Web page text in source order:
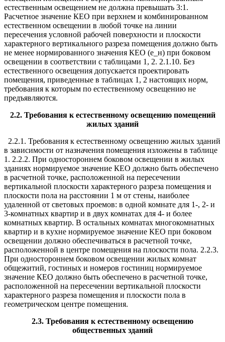
естественным освещением не должна превышать 3:1.
Расчетное значение КЕО при верхнем и комбинированном
естественном освещении в любой точке на линии
пересечения условной рабочей поверхности и плоскости
характерного вертикального разреза помещения должно быть
не менее нормированного значения КЕО (е_н) при боковом
освещении в соответствии с таблицами 1, 2. 2.1.10. Без
естественного освещения допускается проектировать
помещения, приведенные в таблицах 1, 2 настоящих норм,
требования к которым по естественному освещению не
предъявляются.
2.2. Требования к естественному освещению помещений
жилых зданий
2.2.1. Требования к естественному освещению жилых зданий
в зависимости от назначения помещения изложены в таблице
1. 2.2.2. При одностороннем боковом освещении в жилых
зданиях нормируемое значение КЕО должно быть обеспечено
в расчетной точке, расположенной на пересечении
вертикальной плоскости характерного разреза помещения и
плоскости пола на расстоянии 1 м от стены, наиболее
удаленной от световых проемов: в одной комнате для 1-, 2- и
3-комнатных квартир и в двух комнатах для 4- и более
комнатных квартир. В остальных комнатах многокомнатных
квартир и в кухне нормируемое значение КЕО при боковом
освещении должно обеспечиваться в расчетной точке,
расположенной в центре помещения на плоскости пола. 2.2.3.
При одностороннем боковом освещении жилых комнат
общежитий, гостиных и номеров гостиниц нормируемое
значение КЕО должно быть обеспечено в расчетной точке,
расположенной на пересечении вертикальной плоскости
характерного разреза помещения и плоскости пола в
геометрическом центре помещения.
2.3. Требования к естественному освещению
общественных зданий